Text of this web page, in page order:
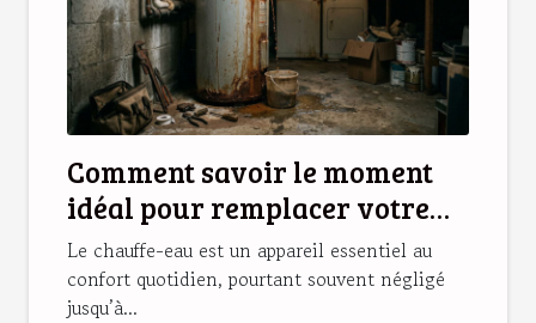
Comment savoir le moment
idéal pour remplacer votre
chauffe-eau ?
Le chauffe-eau est un appareil essentiel au
confort quotidien, pourtant souvent négligé
jusqu’à...